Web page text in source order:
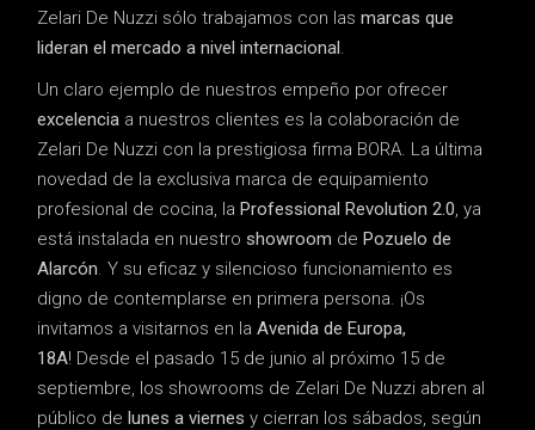
Zelari De Nuzzi sólo trabajamos con lasmarcas que
lideran el mercado a nivel internacional.
Un claro ejemplo de nuestros empeño por ofrecer
excelencia a nuestros clientes es la colaboración de
Zelari De Nuzzi con la prestigiosa firma BORA. La última
novedad de la exclusiva marca de equipamiento
profesional de cocina, laProfessional Revolution 2.0, ya
está instalada en nuestroshowroom dePozuelo de
Alarcón. Y su eficaz y silencioso funcionamiento es
digno de contemplarse en primera persona. ¡Os
invitamos a visitarnos en laAvenida de Europa,
18A! Desde el pasado 15 de junio al próximo 15 de
septiembre, los showrooms de Zelari De Nuzzi abren al
público delunes a viernes y cierran los sábados, según